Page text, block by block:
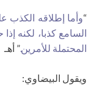
“وأما إطلاقه الكذب
السامع كذبا، لكنه
المحتملة للأمرين.” أهـ
ويقول البيضاوي: